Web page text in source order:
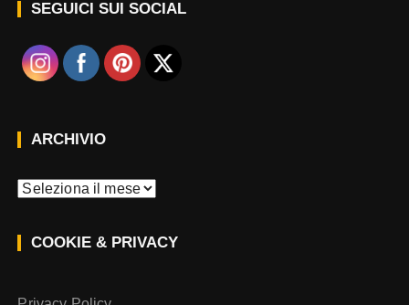
SEGUICI SUI SOCIAL
ARCHIVIO
A
c
h
v
COOKIE & PRIVACY